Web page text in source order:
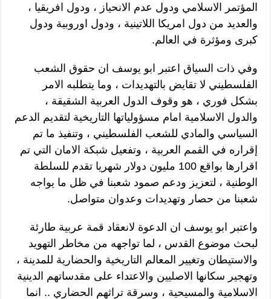
المؤتمر الاسلامي ودول عدم الانحياز ، ودول افريقيا ،
والعديد من دول امريكا اللاتينية ، ودول اوروبية ودول
كبرى ومؤثرة في العالم.
وفي ذات السياق اعتبر ابو يوسف ان حقوق الشعب
الفلسطيني لا تقايض بالتهديدات ، وما يتطلبه الامر
بشكل فوري ، هو وقوف الدول العربية الشقيقة ،
والدول الاسلامية امام مسؤولياتها التاريخية لتقديم الدعم
السياسي والمادي للشعب الفلسطيني ، وتنفيذ ما تم
إقراره في القمم العربية ، وتفعيل شبكة الامان التي تم
اقرارها بواقع 100 مليون دولار شهريا تقدم للسلطة
الوطنية ، لتعزيز ودعم صمود شعبنا في ظل ما يواجه
شعبنا من حصار وتهديدات وعدوان متواصل.
واعتبر ابو يوسف ان الدعوة لانعقاد قمة عربية طارئة
لبحث موضوع القدس ، لما تواجهه من مخاطر التهويد
والاستيطان وتغيير المعالم التاريخية والحضارية للمدينة ،
وتهجير سكانها الاصليين والاعتداء على مقدساتهم الدينية
الاسلامية والمسيحية ، وسرقة تراثهم الحضاري .. انما